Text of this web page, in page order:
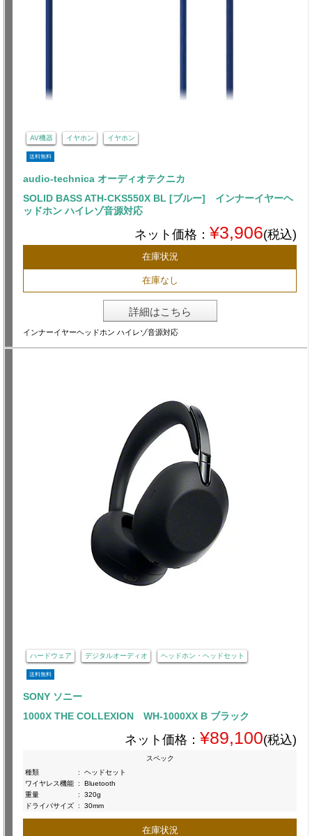
AV機器 イヤホン イヤホン
送料無料
audio-technica オーディオテクニカ
SOLID BASS ATH-CKS550X BL [ブルー] インナーイヤーヘ
ッドホン ハイレゾ音源対応
ネット価格： ¥3,906(税込)
在庫状況
在庫なし
詳細はこちら
インナーイヤーヘッドホン ハイレゾ音源対応
ハードウェア デジタルオーディオ ヘッドホン・ヘッドセット
送料無料
SONY ソニー
1000X THE COLLEXION WH-1000XX B ブラック
ネット価格： ¥89,100(税込)
スペック
種類
:
ヘッドセット
ワイヤレス機能 :
Bluetooth
重量
:
320g
ドライバサイズ : 30mm
在庫状況